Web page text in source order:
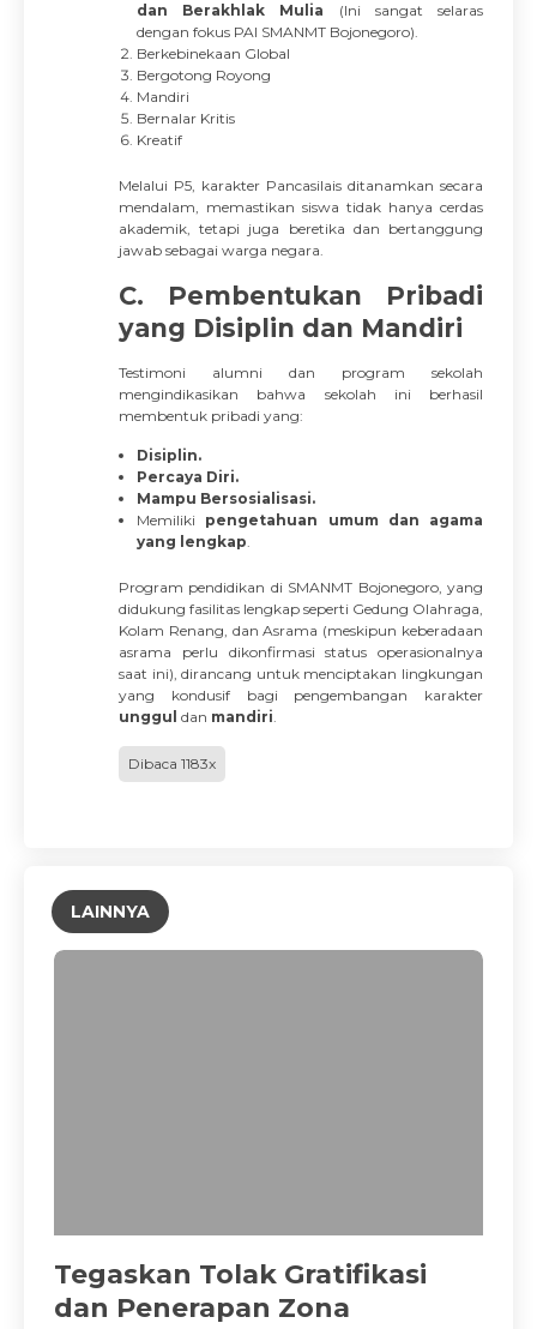
dan Berakhlak Mulia (Ini sangat selaras
dengan fokus PAI SMANMT Bojonegoro).
Berkebinekaan Global
Bergotong Royong
Mandiri
Bernalar Kritis
Kreatif
Melalui P5, karakter Pancasilais ditanamkan secara
mendalam, memastikan siswa tidak hanya cerdas
akademik, tetapi juga beretika dan bertanggung
jawab sebagai warga negara.
C. Pembentukan Pribadi
yang Disiplin dan Mandiri
Testimoni alumni dan program sekolah
mengindikasikan bahwa sekolah ini berhasil
membentuk pribadi yang:
Disiplin.
Percaya Diri.
Mampu Bersosialisasi.
Memiliki pengetahuan umum dan agama
yang lengkap.
Program pendidikan di SMANMT Bojonegoro, yang
didukung fasilitas lengkap seperti Gedung Olahraga,
Kolam Renang, dan Asrama (meskipun keberadaan
asrama perlu dikonfirmasi status operasionalnya
saat ini), dirancang untuk menciptakan lingkungan
yang kondusif bagi pengembangan karakter
unggul dan mandiri.
Dibaca 1183x
LAINNYA
Tegaskan Tolak Gratifikasi
dan Penerapan Zona